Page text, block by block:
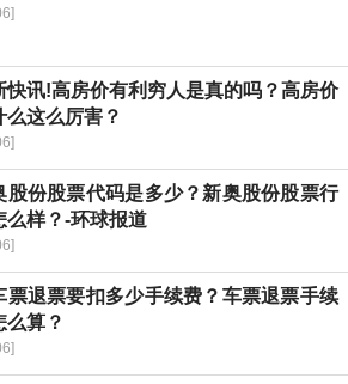
快讯!高房价有利穷人是真的吗？高房价
么这么厉害？
股份股票代码是多少？新奥股份股票行
么样？-环球报道
票退票要扣多少手续费？车票退票手续
么算？